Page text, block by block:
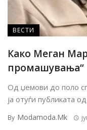
ВЕСТИ
Како Меган
промашувања“
Од џемови до поло
ја отуѓи публиката
By Modamoda.mk